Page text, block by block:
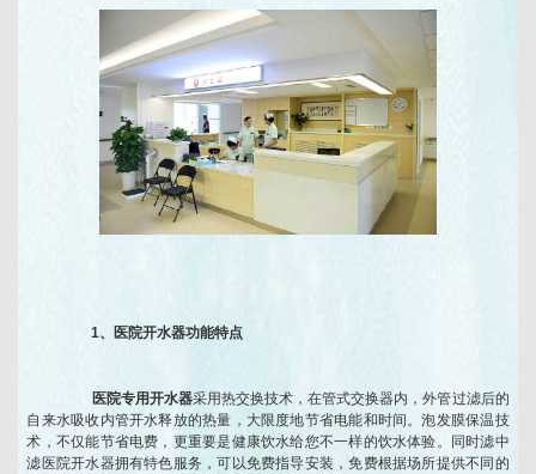
1、医院开水器功能特点
医院专用开水器采用热交换技术，在管式交换器内，外管过滤后的
自来水吸收内管开水释放的热量，大限度地节省电能和时间。泡发膜保温技
术，不仅能节省电费，更重要是健康饮水给您不一样的饮水体验。同时滤中
滤医院开水器拥有特色服务，可以免费指导安装，免费根据场所提供不同的